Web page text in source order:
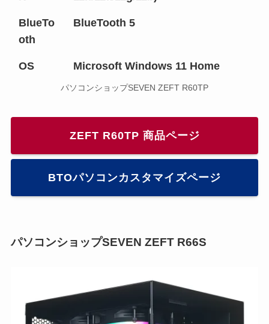
BlueTo
oth
BlueTooth 5
OS Microsoft Windows 11 Home
パソコンショップSEVEN ZEFT R60TP
ZEFT R60TP 商品ページ
BTOパソコンカスタマイズページ
パソコンショップSEVEN ZEFT R66S